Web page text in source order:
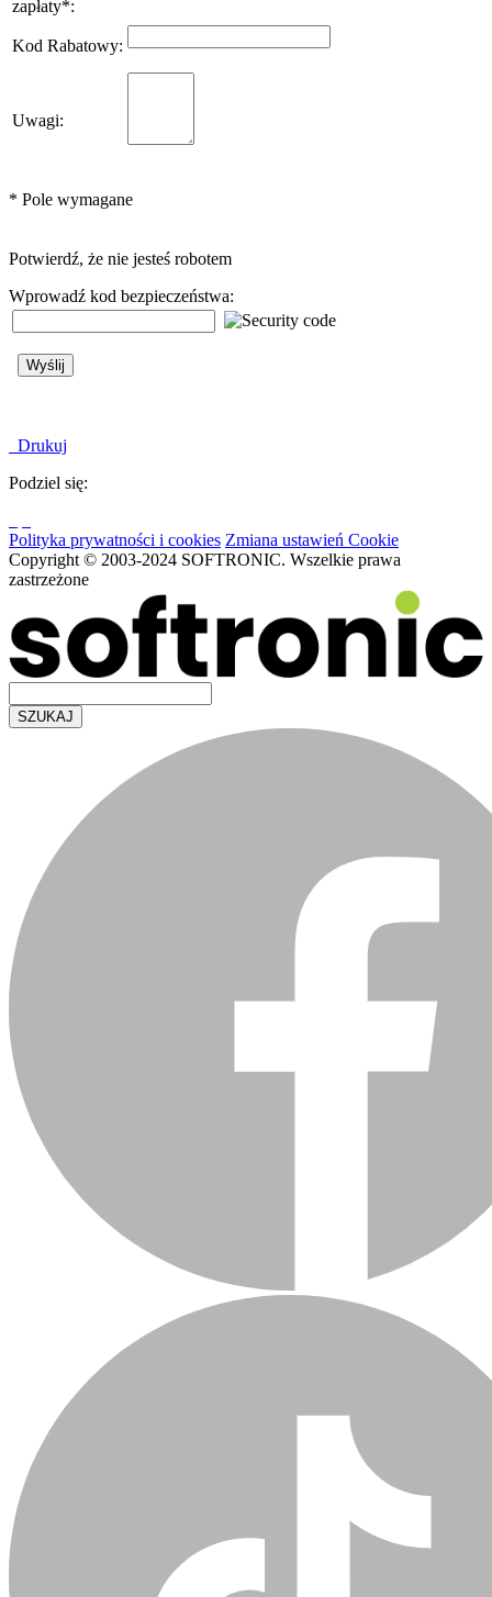
zapłaty*:
Kod Rabatowy:
Uwagi:
* Pole wymagane
Potwierdź, że nie jesteś robotem
Wprowadź kod bezpieczeństwa:
Drukuj
Podziel się:
Polityka prywatności i cookies Zmiana ustawień Cookie
Copyright © 2003-2024 SOFTRONIC. Wszelkie prawa
zastrzeżone